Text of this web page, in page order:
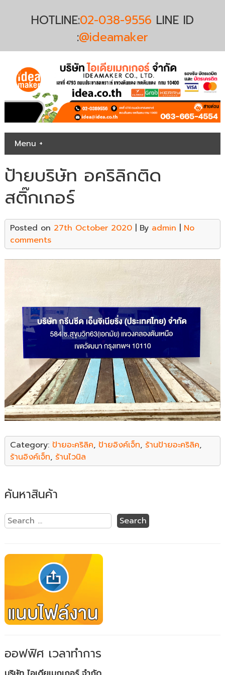
HOTLINE:02-038-9556 LINE ID
:@ideamaker
Menu +
ป้ายบริษัท อคริลิกติด
สติ๊กเกอร์
Posted on 27th October 2020| By admin | No
comments
Category: ป้ายอะคริลิค, ป้ายอิงค์เจ็ท, ร้านป้ายอะคริลิค,
ร้านอิงค์เจ็ท, ร้านไวนิล
ค้นหาสินค้า
ออฟฟิศ เวลาทำการ